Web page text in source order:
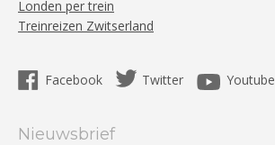
Londen per trein
Treinreizen Zwitserland
Facebook Twitter Youtube
Nieuwsbrief